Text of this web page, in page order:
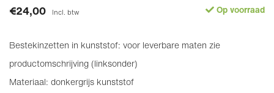
€24,00 Incl. btw Op voorraad
Bestekinzetten in kunststof: voor leverbare maten zie
productomschrijving (linksonder)
Materiaal: donkergrijs kunststof